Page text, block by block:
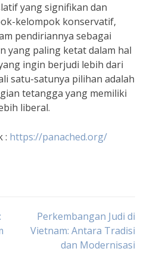
yang signifikan dan
kelompok konservatif,
pendiriannya sebagai
yang paling ketat dalam hal
ingin berjudi lebih dari
satu-satunya pilihan adalah
tetangga yang memiliki
liberal.
: https://panached.org/
Perkembangan Judi di
Vietnam: Antara Tradisi
dan Modernisasi